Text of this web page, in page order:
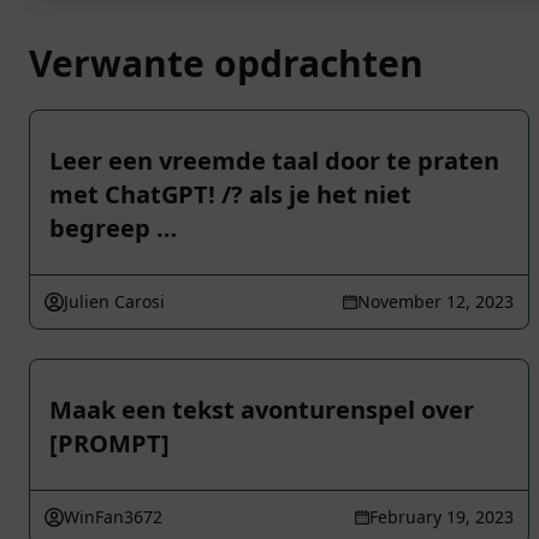
Verwante opdrachten
Leer een vreemde taal door te praten
met ChatGPT! /? als je het niet
begreep …
Julien Carosi November 12, 2023
Maak een tekst avonturenspel over
[PROMPT]
WinFan3672 February 19, 2023